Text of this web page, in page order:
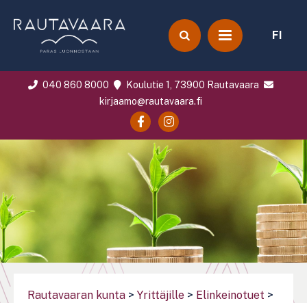
FI
040 860 8000
Koulutie 1, 73900 Rautavaara
kirjaamo@rautavaara.fi
Rautavaaran kunta > Yrittäjille > Elinkeinotuet >